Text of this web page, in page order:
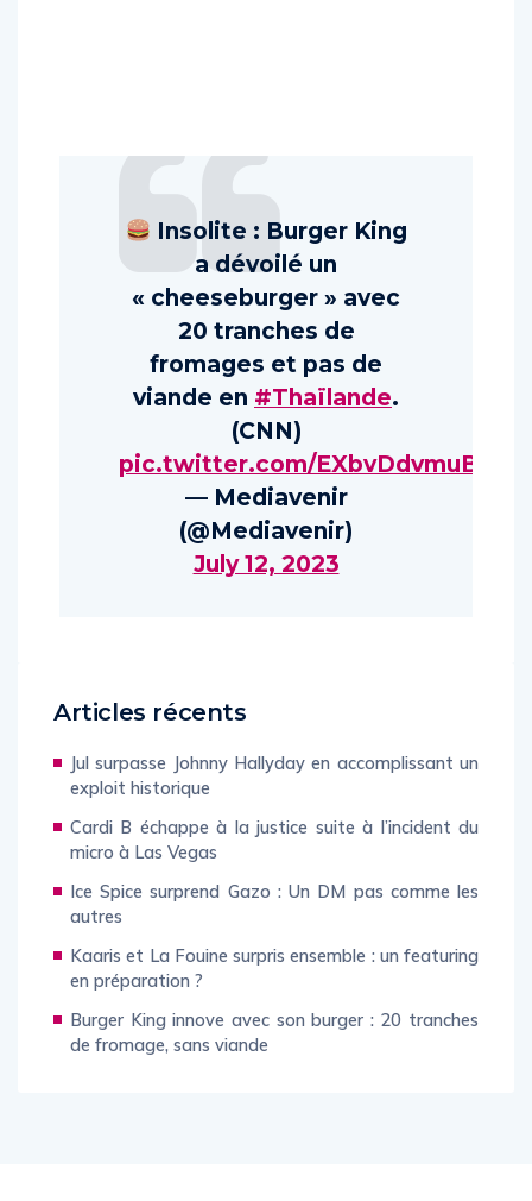
Insolite : Burger King
a dévoilé un
« cheeseburger » avec
20 tranches de
fromages et pas de
viande en #Thaïlande.
(CNN)
pic.twitter.com/EXbvDdvmuB
— Mediavenir
(@Mediavenir)
July 12, 2023
Articles récents
Jul surpasse Johnny Hallyday en accomplissant un
exploit historique
Cardi B échappe à la justice suite à l’incident du
micro à Las Vegas
Ice Spice surprend Gazo : Un DM pas comme les
autres
Kaaris et La Fouine surpris ensemble : un featuring
en préparation ?
Burger King innove avec son burger : 20 tranches
de fromage, sans viande